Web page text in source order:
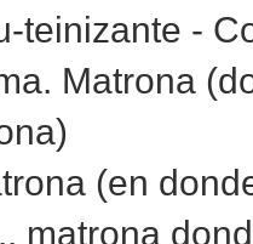
teinizante -
Matrona
(en
matrona